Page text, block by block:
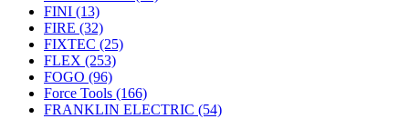
FINI (13)
FIRE (32)
FIXTEC (25)
FLEX (253)
FOGO (96)
Force Tools (166)
FRANKLIN ELECTRIC (54)